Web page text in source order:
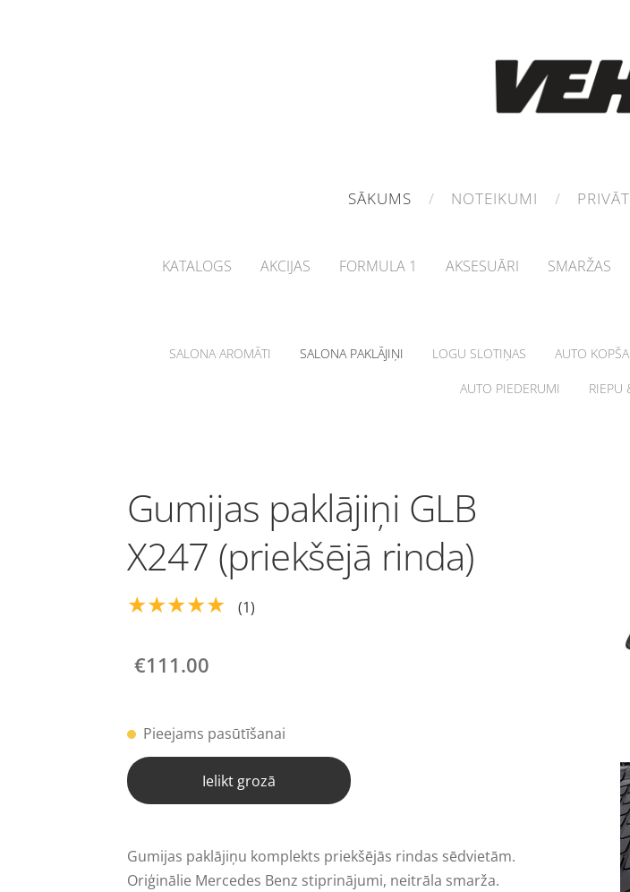
SĀKUMS NOTEIKUMI
KATALOGS AKCIJAS FORMULA 1 AKSESUĀRI SMARŽAS
SALONA AROMĀTI SALONA PAKLĀJIŅI LOGU SLOTIŅAS AUTO
AUTO PIEDERUMI RIEPU
Gumijas paklājiņi GLB
X247 (priekšējā rinda)
★★★★★ (1)
€111.00
Pieejams pasūtīšanai
Ielikt grozā
Gumijas paklājiņu komplekts priekšējās rindas sēdvietām.
Oriģinālie Mercedes Benz stiprinājumi, neitrāla smarža.